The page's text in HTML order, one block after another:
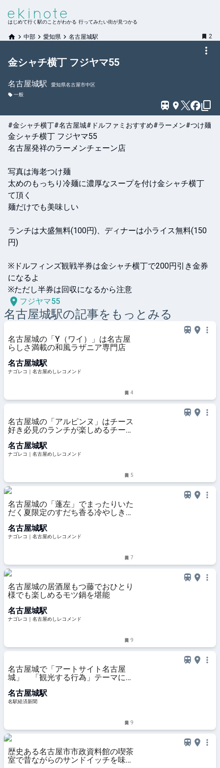
はじめて行く駅のことがわかる 行ってみたい街が見つかる
中部 愛知県 名古屋城駅 2
金シャチ横丁 フジヤマ55
名古屋城駅
愛知県名古屋市中区
一般
#金シャチ横丁#名古屋城#ドルファミおすすめ#ラーメン#つけ麺
金シャチ横丁 フジヤマ55
名古屋発祥のラーメンチェーン店
写真は海老つけ麺
太めのもっちり冷麺に濃厚なスープを付け金シャチ横丁
て頂く
麺だけでも美味しい
ランチは大盛無料(100円)、ディナーは小ライス無料(150
円)
※ドルフィンズ観戦半券は金シャチ横丁で200円引き金券
になるよ
フジヤマ55
名古屋城駅の記事をもっとみる
名古屋城の「Y（ワイ）」は名古屋
らしさ満載の和風ラザニア専門店
名古屋城駅
ナゴレコ｜名古屋めしレコメンド
4
名古屋城の「アルピンヌ」はチース
好き必見のランチが楽しめるチーズ
名古屋城駅
ナゴレコ｜名古屋めしレコメンド
5
名古屋城の「蓬左」でまったりいた
だく夏限定のすだち香る冷やしきし
名古屋城駅
ナゴレコ｜名古屋めしレコメンド
7
名古屋城の居酒屋もつ藤でおひとり
様でも楽しめるモツ鍋を堪能
名古屋城駅
ナゴレコ｜名古屋めしレコメンド
9
名古屋城で「アートサイト名古屋
城」 「観光する行為」テーマに制
名古屋城駅
名駅経済新聞
9
歴史ある名古屋市市政資料館の喫茶
室で昔ながらのサンドイッチを味わ